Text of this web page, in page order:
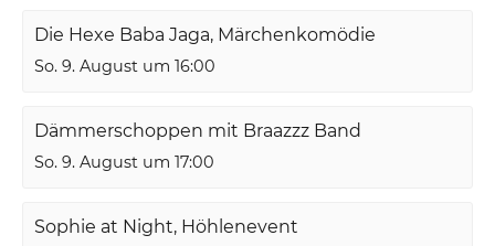
Die Hexe Baba Jaga, Märchenkomödie
So. 9. August um 16:00
Dämmerschoppen mit Braazzz Band
So. 9. August um 17:00
Sophie at Night, Höhlenevent